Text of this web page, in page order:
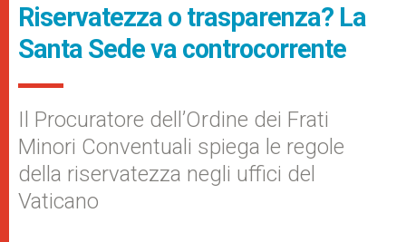
Riservatezza o trasparenza? La
Santa Sede va controcorrente
Il Procuratore dell’Ordine dei Frati
Minori Conventuali spiega le regole
della riservatezza negli uffici del
Vaticano